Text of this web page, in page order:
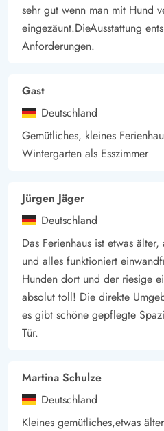
den Sand zwischen den Zehen
entlang und genießt die frische
Euerem täglichen Einkauf könnt
sehr gut wenn man mit Hund
eingezäunt.DieAusstattung
Anforderungen.
Gast
Deutschland
Gemütliches, kleines
Wintergarten als Esszimmer
Jürgen Jäger
Deutschland
Das Ferienhaus ist etwas
und alles funktioniert
Hunden dort und der riesige
absolut toll! Die direkte
es gibt schöne gepflegte
Tür.
Martina Schulze
Deutschland
Kleines gemütliches,etwas